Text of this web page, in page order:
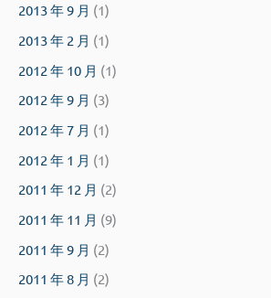
2013 年 9 月 (1)
2013 年 2 月 (1)
2012 年 10 月 (1)
2012 年 9 月 (3)
2012 年 7 月 (1)
2012 年 1 月 (1)
2011 年 12 月 (2)
2011 年 11 月 (9)
2011 年 9 月 (2)
2011 年 8 月 (2)